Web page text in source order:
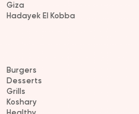
Giza
Hadayek El Kobba
Burgers
Desserts
Grills
Koshary